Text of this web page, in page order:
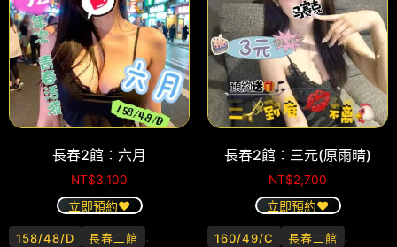
長春2館：六月
NT$3,100
立即預約❤️
158/48/D 長春二館 .
長春2館：三元(原雨晴)
NT$2,700
立即預約❤️
160/49/C 長春二館 .